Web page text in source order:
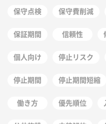
保守点検 保守費削減
保証期間 信頼性
個人向け 停止リスク
停止期間 停止期間短縮
働き方 優先順位